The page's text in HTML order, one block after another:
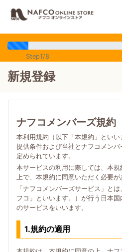
Step1/8
新規登録
ナフコメンバーズ規約
本利用規約（以下「本規約」とい
提供条件および当社とナフコメン
定められています。
本サービスの利用に際しては、本
上で、本規約に同意いただく必要が
「ナフコメンバーズサービス」と
フコ」といいます。）が行う日本
のサービスをいいます。
1.規約の適用